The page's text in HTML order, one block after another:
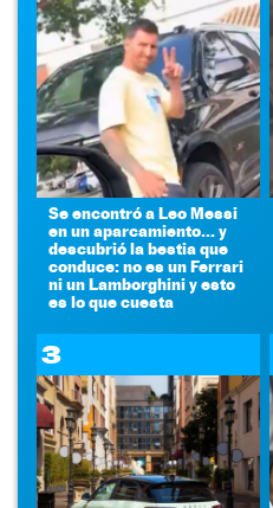
Se encontró a Leo Messi
en un aparcamiento... y
descubrió la bestia que
conduce: no es un Ferrari
ni un Lamborghini y esto
es lo que cuesta
3